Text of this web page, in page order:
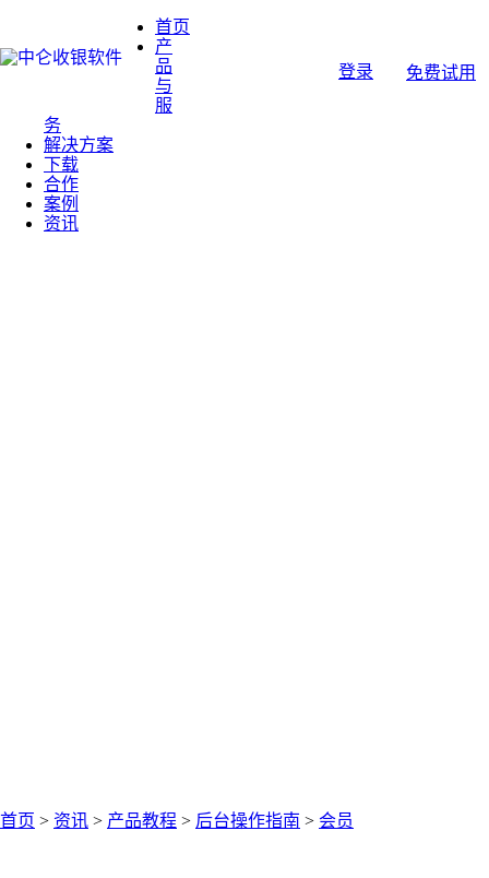
首页
产
品
与
服
务
解决方案
下载
合作
案例
资讯
登录 免费试用
首页 > 资讯 > 产品教程 > 后台操作指南 > 会员